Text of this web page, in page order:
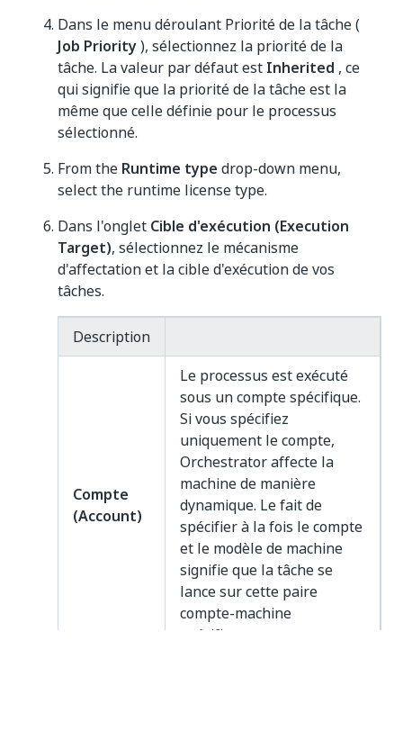
Dans le menu déroulant Priorité de la tâche (
Job Priority), sélectionnez la priorité de la
tâche. La valeur par défaut est Inherited , ce
qui signifie que la priorité de la tâche est la
même que celle définie pour le processus
sélectionné.
From the Runtime type drop-down menu,
select the runtime license type.
Dans l'onglet Cible d'exécution (Execution
Target), sélectionnez le mécanisme
d'affectation et la cible d'exécution de vos
tâches.
Description
Compte
(Account)
Le processus est exécuté
sous un compte spécifique.
Si vous spécifiez
uniquement le compte,
Orchestrator affecte la
machine de manière
dynamique. Le fait de
spécifier à la fois le compte
et le modèle de machine
signifie que la tâche se
lance sur cette paire
compte-machine
spécifique.